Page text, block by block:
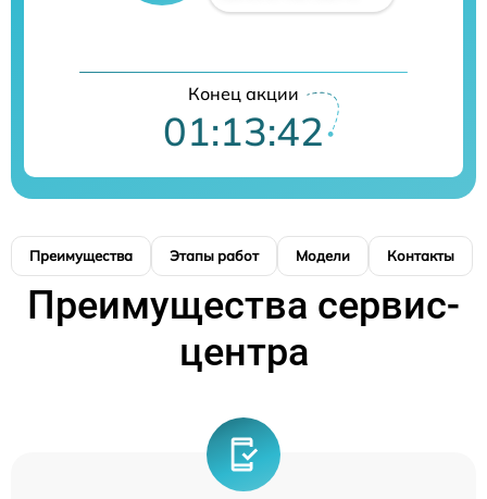
Конец акции
01:13:41
Преимущества Этапы работ Модели Контакты
Преимущества сервис-
центра